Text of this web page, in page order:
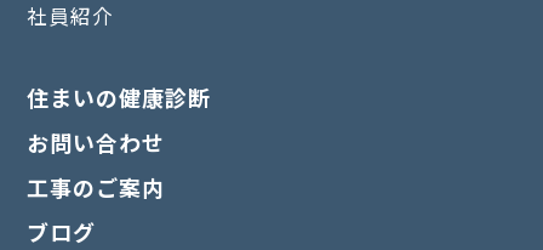
社員紹介
住まいの健康診断
お問い合わせ
工事のご案内
ブログ